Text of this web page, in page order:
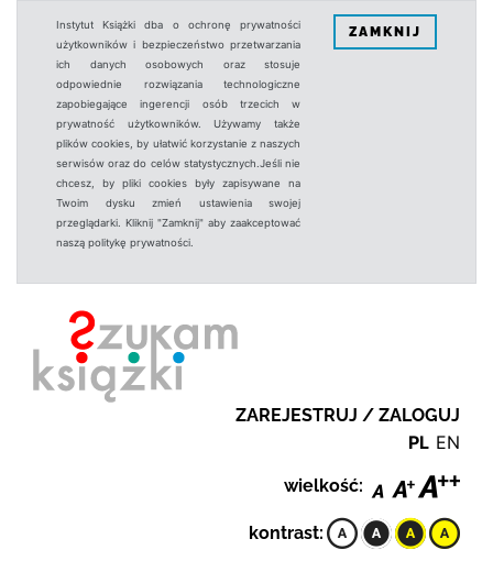
Instytut Książki dba o ochronę prywatności
użytkowników i bezpieczeństwo przetwarzania
ich danych osobowych oraz stosuje
odpowiednie rozwiązania technologiczne
zapobiegające ingerencji osób trzecich w
prywatność użytkowników. Używamy także
plików cookies, by ułatwić korzystanie z naszych
serwisów oraz do celów statystycznych.Jeśli nie
chcesz, by pliki cookies były zapisywane na
Twoim dysku zmień ustawienia swojej
przeglądarki. Kliknij "Zamknij" aby zaakceptować
naszą politykę prywatności.
ZAMKNIJ
ZAREJESTRUJ / ZALOGUJ
PL EN
wielkość:
kontrast: